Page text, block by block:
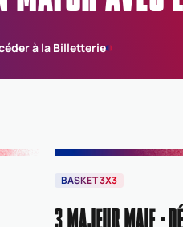
à la Billetterie
BASKET 3X3
3 MAJEUR MAIF :